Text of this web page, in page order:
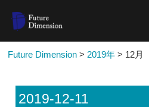
Future Dimension > 2019年 > 12月
2019-12-11